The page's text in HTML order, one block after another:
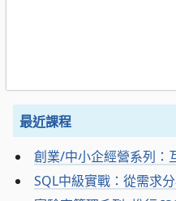
最近課程
創業/中小企經營系列：
SQL中級實戰：從需求